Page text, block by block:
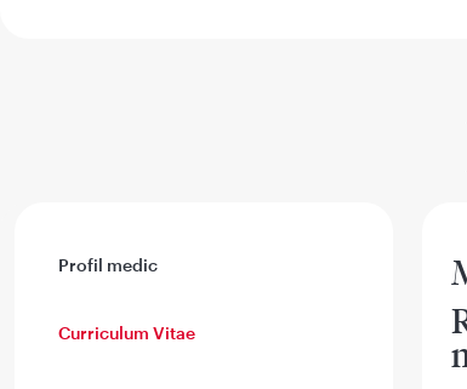
Profil medic
Curriculum Vitae